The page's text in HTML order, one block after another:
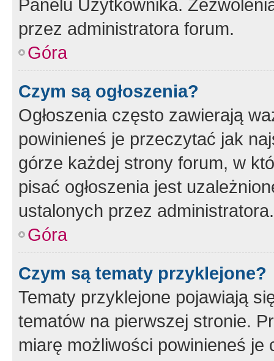
Panelu Użytkownika.
przez administratora forum.
Góra
Czym są ogłoszenia?
Ogłoszenia często zawierają
powinieneś je przeczytać jak
górze każdej strony forum, w
pisać ogłoszenia jest
ustalonych przez administratora.
Góra
Czym są tematy przyklejone?
Tematy przyklejone pojawiają
tematów na pierwszej stronie.
miarę możliwości powinieneś je